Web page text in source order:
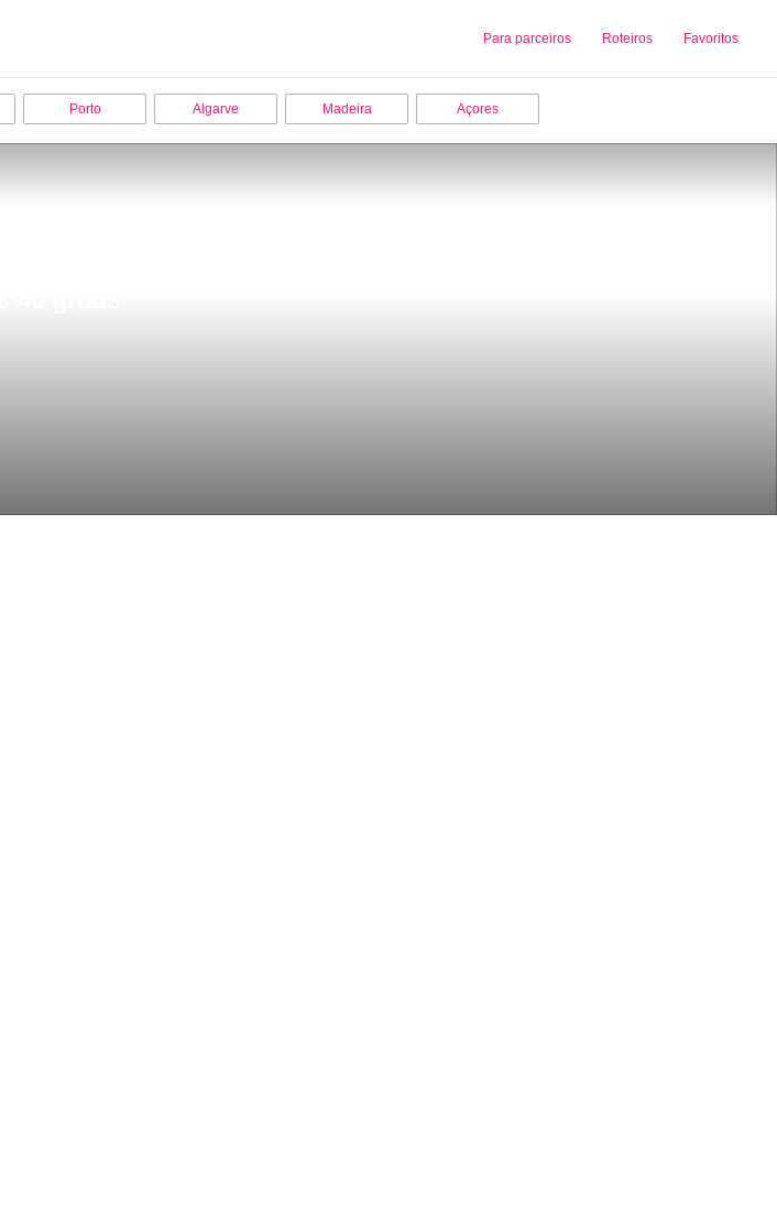
Para parceiros Roteiros Favoritos
Sobre nós Adicionar uma Empresa
Porto Algarve Madeira Açores